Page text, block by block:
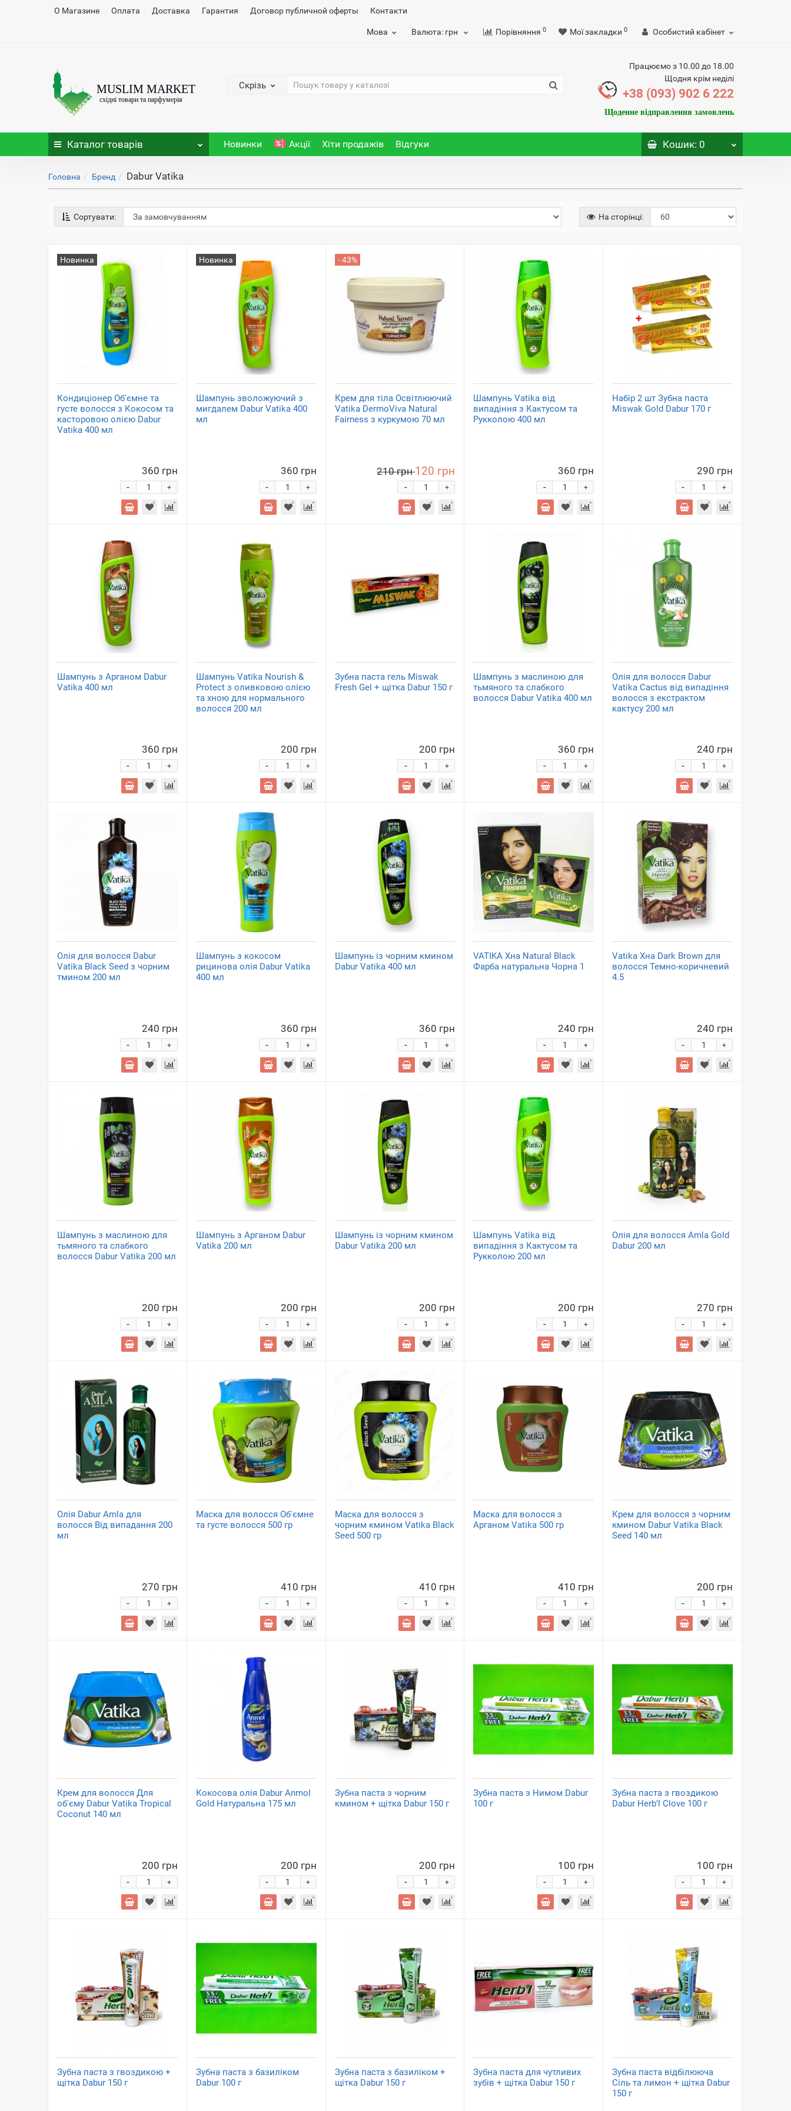
О Магазине Оплата Доставка Гарантия Договор публичной оферты Контакти
Мова Валюта: грн Порівняння 0 Мої закладки 0 Особистий кабінет
Скрізь
Працюємо з 10.00 до 18.00
Щодня крім неділі
+38 (093) 902 6 222
Щоденне відправлення замовлень
Каталог товарів Новинки Акції Хіти продажів Відгуки Кошик: 0
Головна Бренд Dabur Vatika
Сортувати: На сторінці:
Новинка
Кондиціонер Об'ємне та
густе волосся з Кокосом та
касторовою олією Dabur
Vatika 400 мл
360 грн
+
-
Новинка
Шампунь зволожуючий з
мигдалем Dabur Vatika 400
мл
360 грн
+
-
- 43%
Крем для тіла Освітлюючий
Vatika DermoViva Natural
Fairness з куркумою 70 мл
210 грн120 грн
+
-
Шампунь Vatika від
випадіння з Кактусом та
Рукколою 400 мл
360 грн
+
-
Набір 2 шт Зубна паста
Miswak Gold Dabur 170 г
290 грн
+
-
Шампунь з Арганом Dabur
Vatika 400 мл
360 грн
+
-
Шампунь Vatika Nourish &
Protect з оливковою олією
та хною для нормального
волосся 200 мл
200 грн
+
-
Зубна паста гель Miswak
Fresh Gel + щітка Dabur 150 г
200 грн
+
-
Шампунь з маслиною для
тьмяного та слабкого
волосся Dabur Vatika 400 мл
360 грн
+
-
Олія для волосся Dabur
Vatika Cactus від випадіння
волосся з екстрактом
кактусу 200 мл
240 грн
+
-
Олія для волосся Dabur
Vatika Black Seed з чорним
тмином 200 мл
240 грн
+
-
Шампунь з кокосом
рицинова олія Dabur Vatika
400 мл
360 грн
+
-
Шампунь із чорним кмином
Dabur Vatika 400 мл
360 грн
+
-
VATIKA Хна Natural Black
Фарба натуральна Чорна 1
240 грн
+
-
Vatika Хна Dark Brown для
волосся Темно-коричневий
4.5
240 грн
+
-
Шампунь з маслиною для
тьмяного та слабкого
волосся Dabur Vatika 200 мл
200 грн
+
-
Шампунь з Арганом Dabur
Vatika 200 мл
200 грн
+
-
Шампунь із чорним кмином
Dabur Vatika 200 мл
200 грн
+
-
Шампунь Vatika від
випадіння з Кактусом та
Рукколою 200 мл
200 грн
+
-
Олія для волосся Amla Gold
Dabur 200 мл
270 грн
+
-
Олія Dabur Amla для
волосся Від випадання 200
мл
270 грн
+
-
Маска для волосся Об'ємне
та густе волосся 500 гр
410 грн
+
-
Маска для волосся з
чорним кмином Vatika Black
Seed 500 гр
410 грн
+
-
Маска для волосся з
Арганом Vatika 500 гр
410 грн
+
-
Крем для волосся з чорним
кмином Dabur Vatika Black
Seed 140 мл
200 грн
+
-
Крем для волосся Для
об'єму Dabur Vatika Tropical
Coconut 140 мл
200 грн
+
-
Кокосова олія Dabur Anmol
Gold Натуральна 175 мл
200 грн
+
-
Зубна паста з чорним
кмином + щітка Dabur 150 г
200 грн
+
-
Зубна паста з Нимом Dabur
100 г
100 грн
+
-
Зубна паста з гвоздикою
Dabur Herb’l Clove 100 г
100 грн
+
-
Зубна паста з гвоздикою +
щітка Dabur 150 г
Зубна паста з базиліком
Dabur 100 г
Зубна паста з базиліком +
щітка Dabur 150 г
Зубна паста для чутливих
зубів + щітка Dabur 150 г
Зубна паста відбілююча
Сіль та лимон + щітка Dabur
150 г